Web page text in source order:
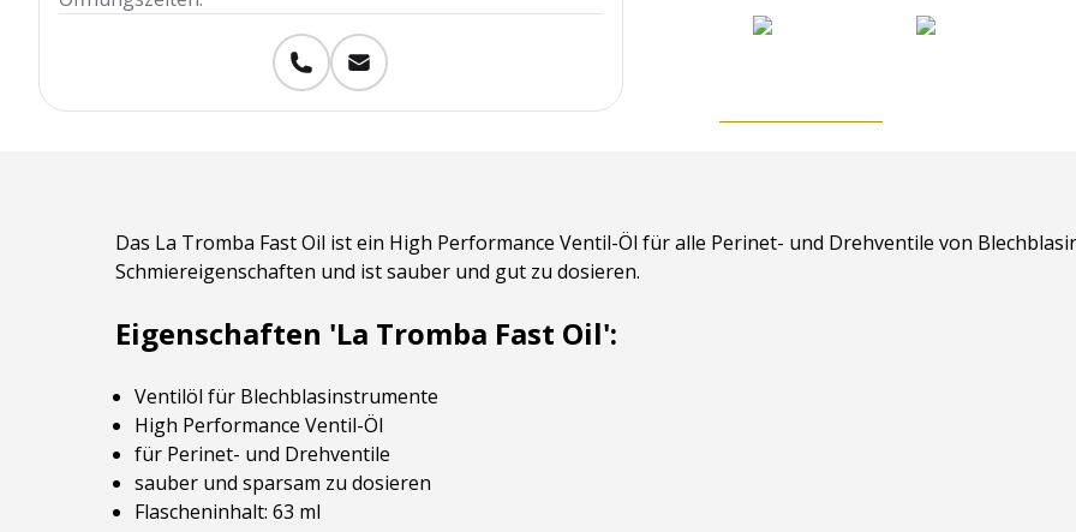
Das La Tromba Fast Oil ist ein High Performance Ventil-Öl für alle Perinet- und Drehventile von
Schmiereigenschaften und ist sauber und gut zu dosieren.
Eigenschaften 'La Tromba Fast Oil':
Ventilöl für Blechblasinstrumente
High Performance Ventil-Öl
für Perinet- und Drehventile
sauber und sparsam zu dosieren
Flascheninhalt: 63 ml